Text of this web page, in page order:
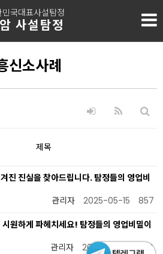
민국대표사설탐정
사설탐정
신소사례
제목
진 진실을 찾아드립니다. 탐정들의 영업비
관리자
2025-05-15 857
원하게 파헤치세요! 탐정들의 영업비밀이
관리자
2025-05-15 764